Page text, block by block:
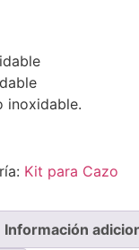
inoxidable.
Kit para Cazo
Información